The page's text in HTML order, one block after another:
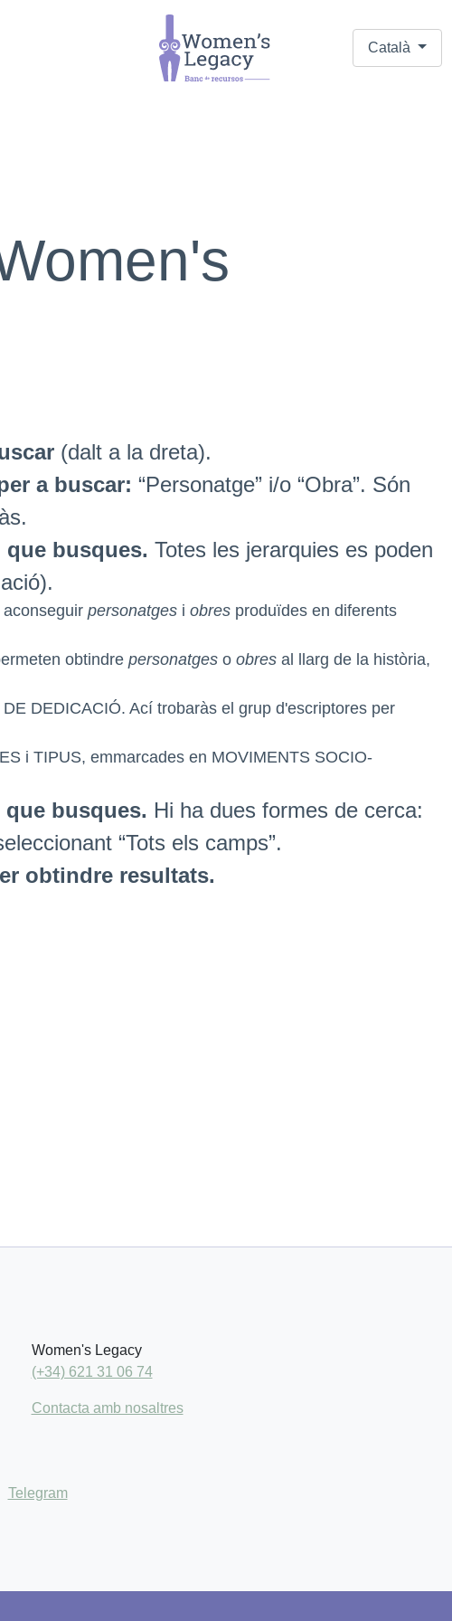
Català
(dalt a la dreta).
a buscar: “Personatge” i/o “Obra”. Són
busques. Totes les jerarquies es poden
personatges i obres produïdes en diferents
obtindre personatges o obres al llarg de la història,
DEDICACIÓ. Ací trobaràs el grup d'escriptores per
i TIPUS, emmarcades en MOVIMENTS SOCIO-
busques. Hi ha dues formes de cerca:
“Tots els camps”.
obtindre resultats.
Contacta amb nosaltres
Women's Legacy
(+34) 621 31 06 74
Telegram